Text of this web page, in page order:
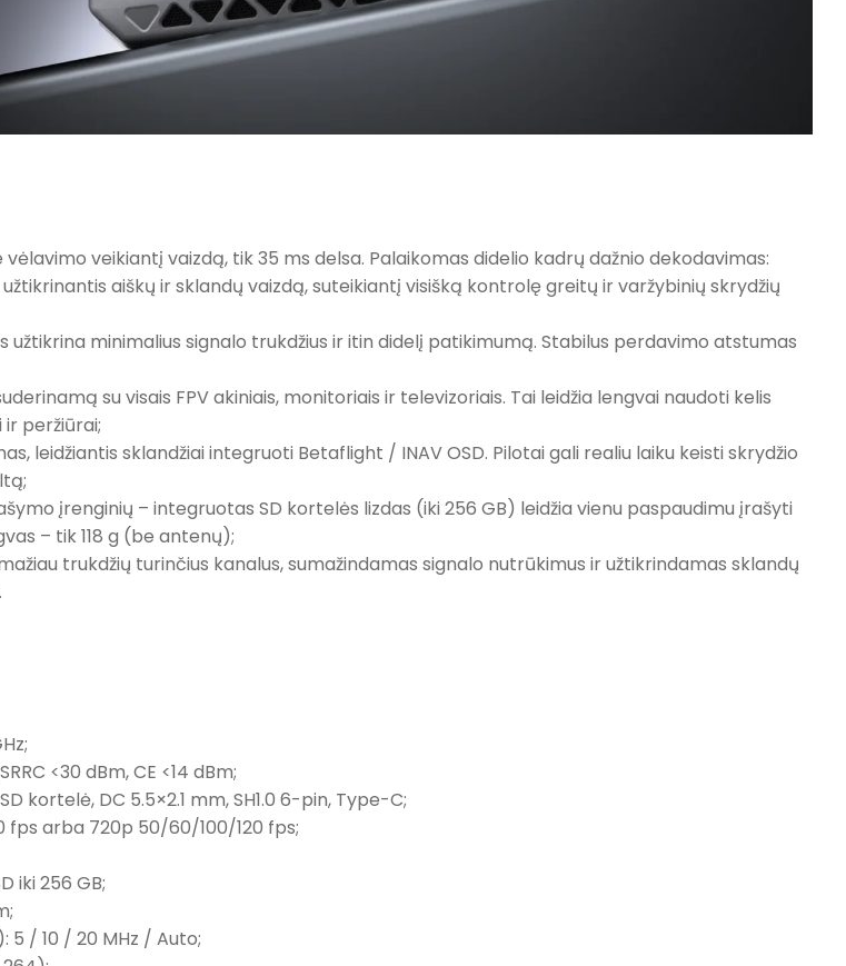
veikiantį vaizdą, tik 35 ms delsa. Palaikomas didelio kadrų dažnio dekodavimas:
aiškų ir sklandų vaizdą, suteikiantį visišką kontrolę greitų ir varžybinių skrydžių
užtikrina minimalius signalo trukdžius ir itin didelį patikimumą. Stabilus perdavimo atstumas
su visais FPV akiniais, monitoriais ir televizoriais. Tai leidžia lengvai naudoti kelis
peržiūrai;
leidžiantis sklandžiai integruoti Betaflight / INAV OSD. Pilotai gali realiu laiku keisti skrydžio
įrenginių – integruotas SD kortelės lizdas (iki 256 GB) leidžia vienu paspaudimu įrašyti
– tik 118 g (be antenų);
trukdžių turinčius kanalus, sumažindamas signalo nutrūkimus ir užtikrindamas sklandų
<30 dBm, CE <14 dBm;
kortelė, DC 5.5×2.1 mm, SH1.0 6-pin, Type-C;
fps arba 720p 50/60/100/120 fps;
iki 256 GB;
5 / 10 / 20 MHz / Auto;